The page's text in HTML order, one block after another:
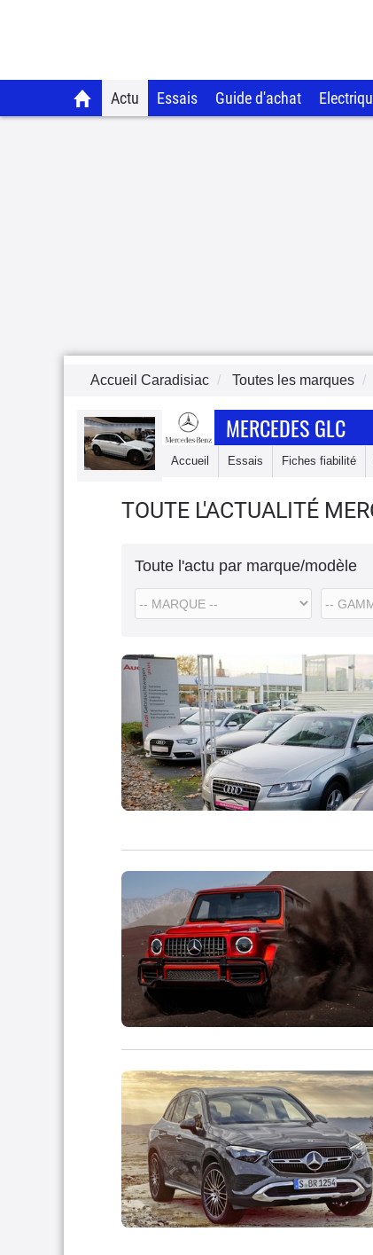
Actu Essais Guide d'achat
Accueil Caradisiac Toutes les marques
MERCEDES GLC
Accueil Essais Fiches fiabilité
TOUTE L'ACTUALITÉ
Toute l'actu par marque/modèle